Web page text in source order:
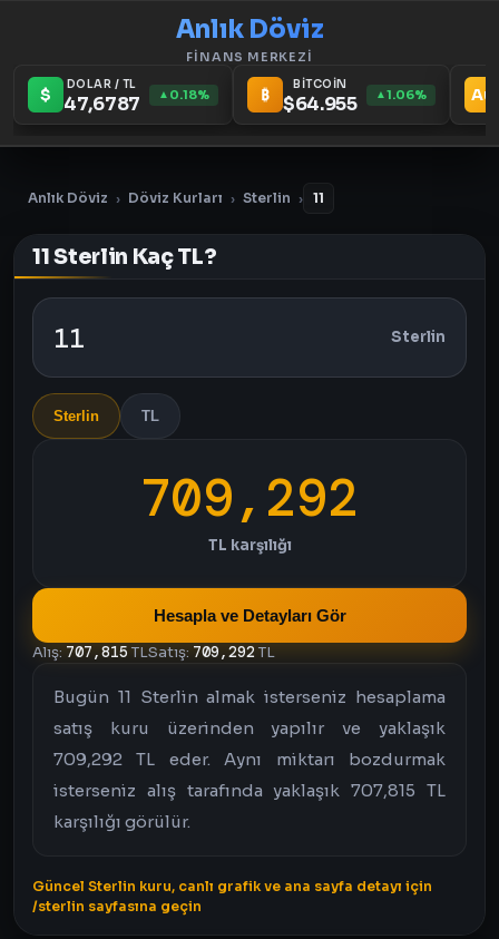
Anlık Döviz
FİNANS MERKEZİ
$
DOLAR / TL
47,6787 ▲ 0.18% ₿
BİTCOİN
$64.955 ▲1.06% Au
Anlık Döviz › Döviz Kurları › Sterlin › 11
11 Sterlin Kaç TL?
Sterlin
Sterlin TL
709,292
TL karşılığı
Hesapla ve Detayları Gör
Alış: 707,815 TLSatış: 709,292 TL
Bugün 11 Sterlin almak isterseniz hesaplama
satış kuru üzerinden yapılır ve yaklaşık
709,292 TL eder. Aynı miktarı bozdurmak
isterseniz alış tarafında yaklaşık 707,815 TL
karşılığı görülür.
Güncel Sterlin kuru, canlı grafik ve ana sayfa detayı için
/sterlin sayfasına geçin